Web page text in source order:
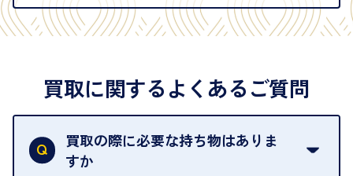
買取に関するよくあるご質問
買取の際に必要な持ち物はありま
すか